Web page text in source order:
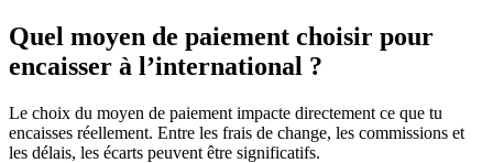
Quel moyen de paiement choisir pour
encaisser à l’international ?
Le choix du moyen de paiement impacte directement ce que tu
encaisses réellement. Entre les frais de change, les commissions et
les délais, les écarts peuvent être significatifs.